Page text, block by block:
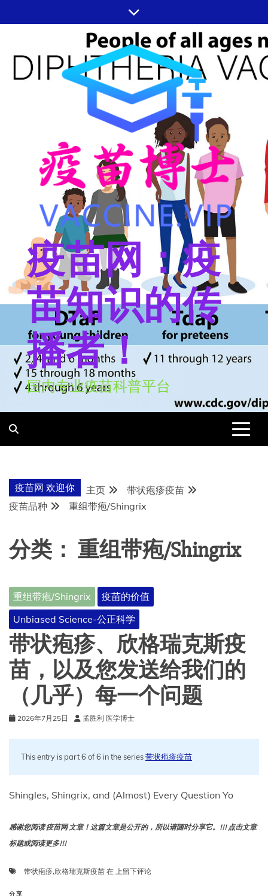
至
疫苗网：疫
苗知识的传
播者！
国内专业疫苗科普平台
疫苗网 欢迎你 主页
带状疱疹疫苗
疫苗品种
重组带疱/Shingrix
分类： 重组带疱/Shingrix
重组带疱/Shingrix
疫苗的价值
Unbiased Science-公正科学
带状疱疹、欣格瑞克斯疫
苗，以及您发送给我们的
（几乎）每一个问题
2026年7月25日 孟胜利 医学博士
This entry is part 6 of 6 in the series带状疱疹疫苗
Shingles, Shingrix, and (Almost) Every Question Yo
感谢您阅读 疫苗网 文章！这篇文章是公开的，所以请随时分享它。!!! 点击文章
标题或阅读更多!!!
带状疱疹,欣格瑞克斯疫苗 在 带
上留下评论
分享